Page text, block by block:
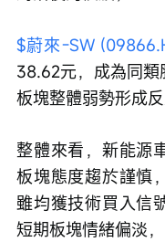
$蔚來-SW
38.62元，成為同
板塊整體弱勢形成反
整體來看，新能源
板塊態度趨於謹慎
雖均獲技術買入信
短期板塊情緒偏淡